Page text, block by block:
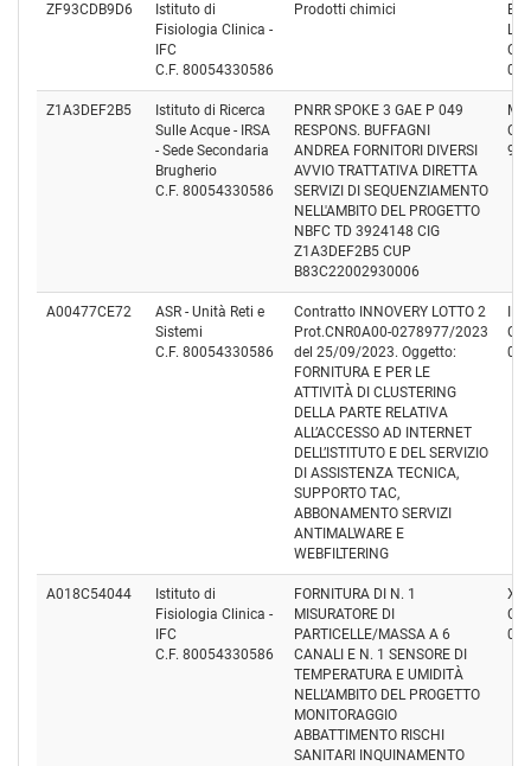
ZF93CDB9D6
Istituto di
Fisiologia Clinica -
IFC
C.F. 80054330586
Prodotti chimici
Z1A3DEF2B5
Istituto di Ricerca
Sulle Acque - IRSA
- Sede Secondaria
Brugherio
C.F. 80054330586
PNRR SPOKE 3 GAE P 049
RESPONS. BUFFAGNI
ANDREA FORNITORI DIVERSI
AVVIO TRATTATIVA DIRETTA
SERVIZI DI SEQUENZIAMENTO
NELL'AMBITO DEL PROGETTO
NBFC TD 3924148 CIG
Z1A3DEF2B5 CUP
B83C22002930006
A00477CE72
ASR - Unità Reti e
Sistemi
C.F. 80054330586
Contratto INNOVERY LOTTO 2
Prot.CNR0A00-0278977/2023
del 25/09/2023. Oggetto:
FORNITURA E PER LE
ATTIVITÀ DI CLUSTERING
DELLA PARTE RELATIVA
ALL’ACCESSO AD INTERNET
DELL’ISTITUTO E DEL SERVIZIO
DI ASSISTENZA TECNICA,
SUPPORTO TAC,
ABBONAMENTO SERVIZI
ANTIMALWARE E
WEBFILTERING
A018C54044
Istituto di
Fisiologia Clinica -
IFC
C.F. 80054330586
FORNITURA DI N. 1
MISURATORE DI
PARTICELLE/MASSA A 6
CANALI E N. 1 SENSORE DI
TEMPERATURA E UMIDITÀ
NELL’AMBITO DEL PROGETTO
MONITORAGGIO
ABBATTIMENTO RISCHI
SANITARI INQUINAMENTO